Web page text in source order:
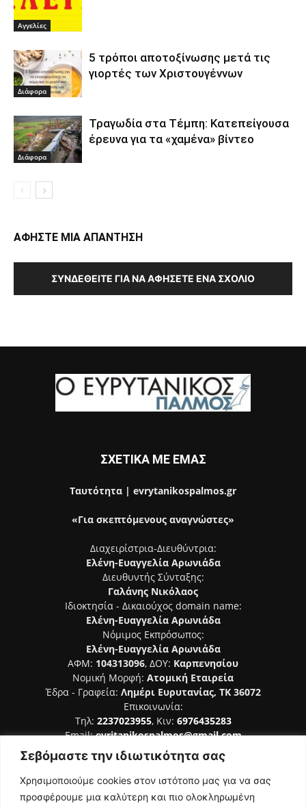
Σεβόμαστε την ιδιωτικότητα σας
Χρησιμοποιούμε cookies στον ιστότοπο μας για να σας
προσφέρουμε μια καλύτερη και πιο ολοκληρωμένη
Αγγελίες
Διάφορα
5 τρόποι αποτοξίνωσης μετά τις
γιορτές των Χριστουγέννων
Διάφορα
Τραγωδία στα Τέμπη: Κατεπείγουσα
έρευνα για τα «χαμένα» βίντεο
ΑΦΗΣΤΕ ΜΙΑ ΑΠΑΝΤΗΣΗ
ΣΥΝΔΕΘΕΊΤΕ ΓΙΑ ΝΑ ΑΦΉΣΕΤΕ ΈΝΑ ΣΧΌΛΙΟ
ΣΧΕΤΙΚΑ ΜΕ ΕΜΑΣ
Ταυτότητα | evrytanikospalmos.gr
«Για σκεπτόμενους αναγνώστες»
Διαχειρίστρια-Διευθύντρια:
Ελένη-Ευαγγελία Αρωνιάδα
Διευθυντής Σύνταξης:
Γαλάνης Νικόλαος
Ιδιοκτησία - Δικαιούχος domain name:
Ελένη-Ευαγγελία Αρωνιάδα
Νόμιμος Εκπρόσωπος:
Ελένη-Ευαγγελία Αρωνιάδα
ΑΦΜ: 104313096, ΔΟΥ: Καρπενησίου
Νομική Μορφή: Ατομική Εταιρεία
Έδρα - Γραφεία: Λημέρι Ευρυτανίας, ΤΚ 36072
Επικοινωνία:
Τηλ: 2237023955, Κιν: 6976435283
Email:evritanikospalmos@gmail.com